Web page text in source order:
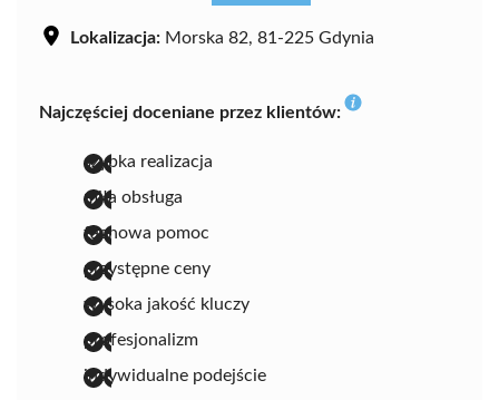
Lokalizacja: Morska 82, 81-225 Gdynia
Najczęściej doceniane przez klientów:
szybka realizacja
miła obsługa
fachowa pomoc
przystępne ceny
wysoka jakość kluczy
profesjonalizm
indywidualne podejście